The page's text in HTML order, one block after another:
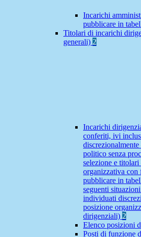
Incarichi
pubblicare in
Titolari di incarichi
generali) 2
Incarichi
conferiti, ivi
politico senza
selezione e
organizzativa
pubblicare in
seguenti
individuati
posizione
dirigenziali) 2
Elenco posizioni
Posti di funzione